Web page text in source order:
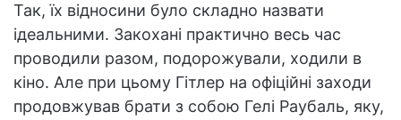
Так, їх відносини було складно назвати
ідеальними. Закохані практично весь час
проводили разом, подорожували, ходили в
кіно. Але при цьому Гітлер на офіційні заходи
продовжував брати з собою Гелі Раубаль, яку,